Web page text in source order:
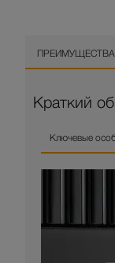
ПРЕИМУЩЕСТВА
Краткий
Ключевые